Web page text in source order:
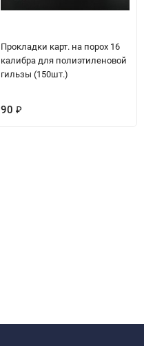
Прокладки карт. на порох 16
калибра для полиэтиленовой
гильзы (150шт.)
90 ₽